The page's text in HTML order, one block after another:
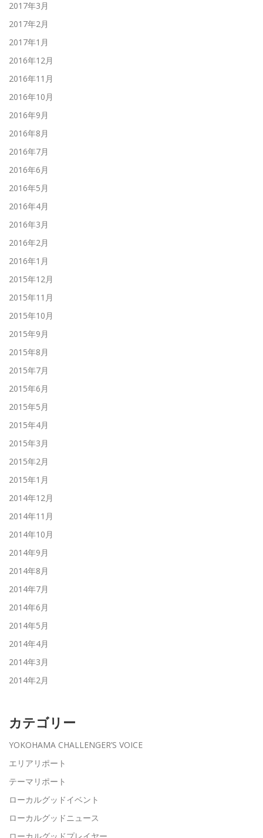
2017年3月
2017年2月
2017年1月
2016年12月
2016年11月
2016年10月
2016年9月
2016年8月
2016年7月
2016年6月
2016年5月
2016年4月
2016年3月
2016年2月
2016年1月
2015年12月
2015年11月
2015年10月
2015年9月
2015年8月
2015年7月
2015年6月
2015年5月
2015年4月
2015年3月
2015年2月
2015年1月
2014年12月
2014年11月
2014年10月
2014年9月
2014年8月
2014年7月
2014年6月
2014年5月
2014年4月
2014年3月
2014年2月
カテゴリー
YOKOHAMA CHALLENGER’S VOICE
エリアリポート
テーマリポート
ローカルグッドイベント
ローカルグッドニュース